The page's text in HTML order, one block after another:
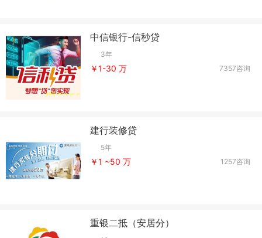
中信银行-信秒贷
3年
7357咨询
￥1-30 万
建行装修贷
5年
1257咨询
￥1 ~50 万
重银二抵（安居分）